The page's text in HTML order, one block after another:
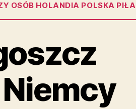
OSÓB HOLANDIA POLSKA PIŁA